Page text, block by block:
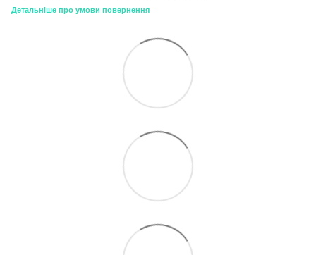
Детальніше про умови повернення